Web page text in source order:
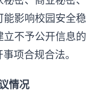
影响校园安全稳
不予公开信息的
项合规合法。
情况